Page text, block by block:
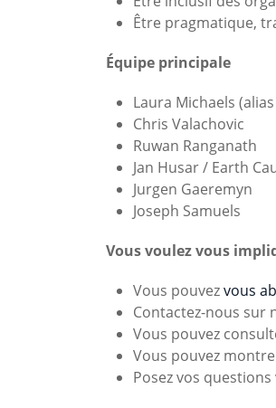
Être pragmatique,
Équipe principale
Laura Michaels
Chris Valachovic
Ruwan Ranganath
Jan Husar / Earth
Jurgen Gaeremyn
Joseph Samuels
Vous voulez vous
Vous pouvezvous
Contactez-nous sur
Vous pouvez
Vous pouvez
Posez vos questions